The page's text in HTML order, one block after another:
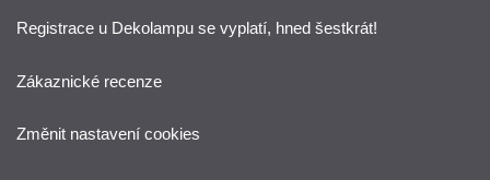
Registrace u Dekolampu se vyplatí, hned šestkrát!
Zákaznické recenze
Změnit nastavení cookies